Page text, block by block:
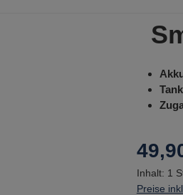
Inhalt: 1
Preise